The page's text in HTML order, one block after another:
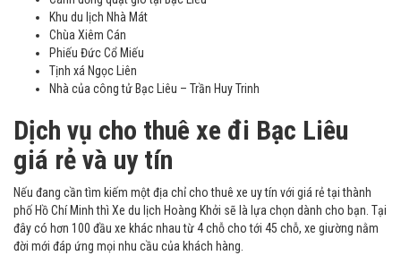
Khu du lịch Nhà Mát
Chùa Xiêm Cán
Phiếu Đức Cổ Miếu
Tịnh xá Ngọc Liên
Nhà của công tử Bạc Liêu – Trần Huy Trinh
Dịch vụ cho thuê xe đi Bạc Liêu
giá rẻ và uy tín
Nếu đang cần tìm kiếm một địa chỉ cho thuê xe uy tín với giá rẻ tại thành
phố Hồ Chí Minh thì Xe du lịch Hoàng Khởi sẽ là lựa chọn dành cho bạn. Tại
đây có hơn 100 đầu xe khác nhau từ 4 chỗ cho tới 45 chỗ, xe giường nằm
đời mới đáp ứng mọi nhu cầu của khách hàng.